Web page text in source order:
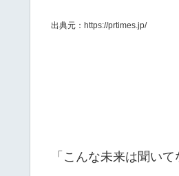
出典元：https://prtimes.jp/
「こんな未来は聞い